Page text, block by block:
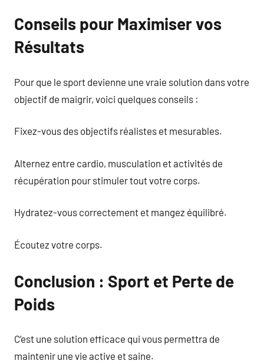
Conseils pour Maximiser vos
Résultats
Pour que le sport devienne une vraie solution dans votre
objectif de maigrir, voici quelques conseils :
Fixez-vous des objectifs réalistes et mesurables.
Alternez entre cardio, musculation et activités de
récupération pour stimuler tout votre corps.
Hydratez-vous correctement et mangez équilibré.
Écoutez votre corps.
Conclusion : Sport et Perte de
Poids
C’est une solution efficace qui vous permettra de
maintenir une vie active et saine.